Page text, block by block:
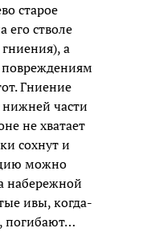
старое
стволе
а
Гниение
части
не хватает
сохнут и
можно
набережной
ивы, когда-
погибают…